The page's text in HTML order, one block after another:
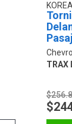
TRAX